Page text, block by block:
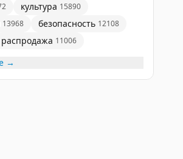
культура 15890
13968 безопасность 12108
распродажа 11006
→